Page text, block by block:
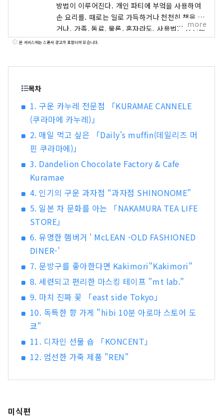
방법이 이루어진다. 개인 파티에 부엌을 사용하여
손 요리를. 때로는 일로 가득하거나 천천히 책을 읽
거나. 가족, 동료, 물론, 혼자라도. 사용법은 당신대
로, 생각의 한때를 보내주십시오.
more
본 서비스에는 스폰서 광고가 포함되어 있습니다.
목차
1. 구운 카누레 전문점 「KURAMAE CANNELE
(쿠라마에 카누레)」
2. 매일 먹고 싶은 「Daily's muffin(데일리즈 머
핀 쿠라마에)」
3. Dandelion Chocolate Factory & Cafe
Kuramae
4. 인기의 구운 과자점 “과자점 SHINONOME”
5. 일본 차 문화를 아는 「NAKAMURA TEA LIFE
STORE」
6. 유명한 햄버거 ' McLEAN -OLD FASHIONED
DINER-'
7. 문방구를 좋아한다면 Kakimori"Kakimori"
8. 세련되고 편리한 마스킹 테이프 "mt lab."
9. 마치 진짜 꽃 「east side Tokyo」
10. 독특한 향 가게 "hibi 10분 아로마 스토어 도
쿄"
11. 디자인 선물 숍 「KONCENT」
12. 엄선한 가죽 제품 "REN"
미식편